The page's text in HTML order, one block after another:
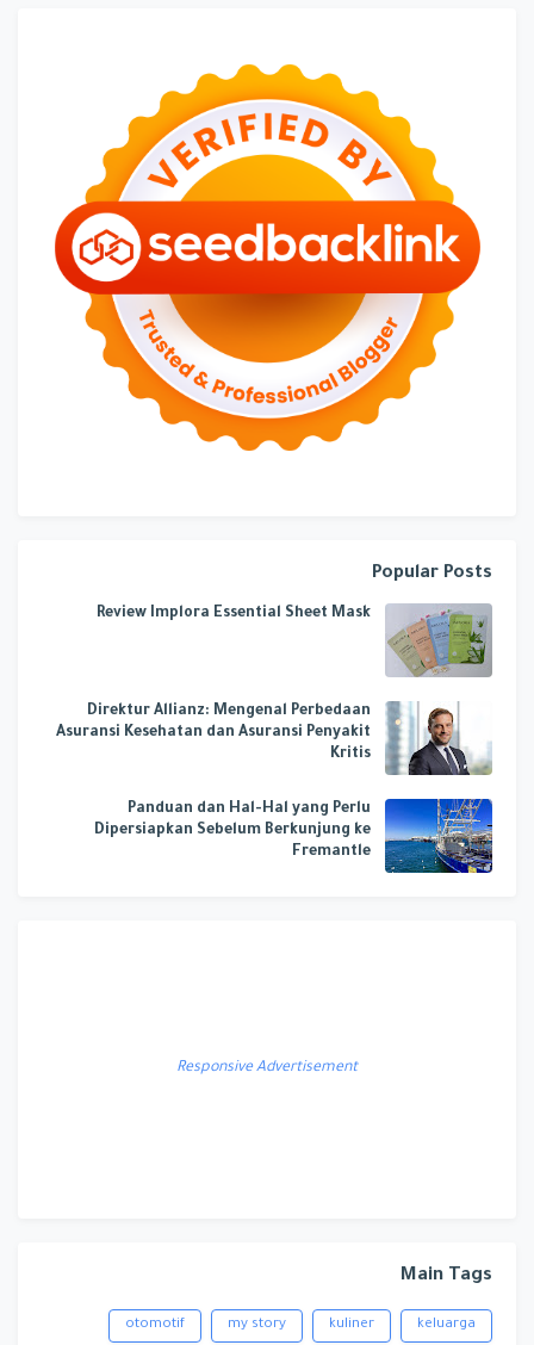
Popular Posts
Review Implora Essential Sheet Mask
Direktur Allianz: Mengenal Perbedaan
Asuransi Kesehatan dan Asuransi Penyakit
Kritis
Panduan dan Hal-Hal yang Perlu
Dipersiapkan Sebelum Berkunjung ke
Fremantle
Responsive Advertisement
Main Tags
keluarga
kuliner
my story
otomotif